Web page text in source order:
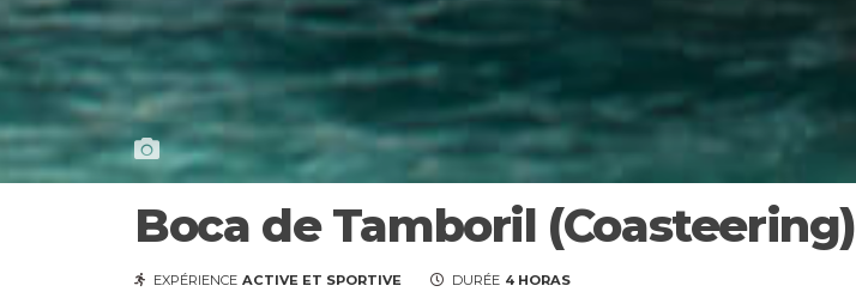
Boca de Tamboril (Coasteering)
EXPÉRIENCE ACTIVE ET SPORTIVE DURÉE 4 HORAS